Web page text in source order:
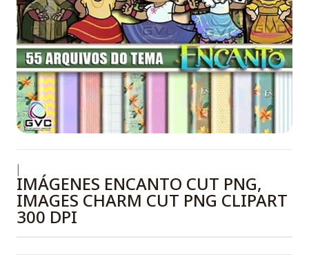
IMÁGENES ENCANTO CUT PNG,
IMAGES CHARM CUT PNG CLIPART
300 DPI